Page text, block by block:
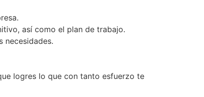
así como el plan de trabajo.
necesidades.
logres lo que con tanto esfuerzo te